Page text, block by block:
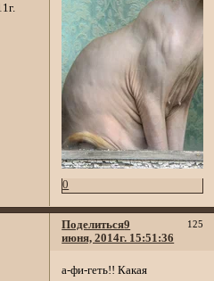
0
Поделиться 125
9
июня, 2014г. 15:51:36
а-фи-геть!! Какая